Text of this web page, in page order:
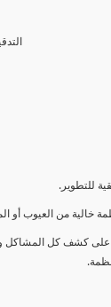
للتطوير.
خالية من العيوب أو
كشف كل المشاكل